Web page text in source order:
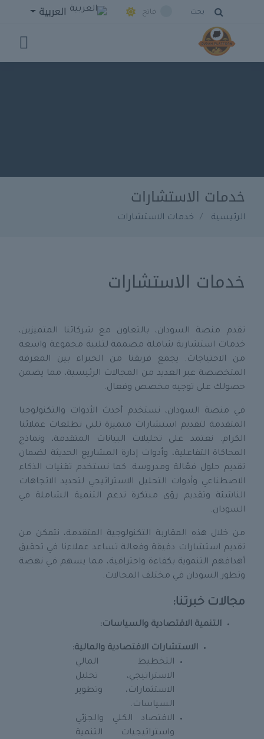
بحث فاتح
خدمات الاستشارات
الرئيسية خدمات الاستشارات
خدمات الاستشارات
تقدم منصة السودان، بالتعاون مع شركائنا المتميزين،
خدمات استشارية شاملة مصممة لتلبية مجموعة واسعة
من الاحتياجات. يجمع فريقنا من الخبراء بين المعرفة
المتخصصة عبر العديد من المجالات الرئيسية، مما يضمن
حصولك على توجيه مخصص وفعال.
في منصة السودان، نستخدم أحدث الأدوات والتكنولوجيا
المتقدمة لتقديم استشارات متميزة تلبي تطلعات عملائنا
الكرام. نعتمد على تحليلات البيانات المتقدمة، ونماذج
المحاكاة التفاعلية، وأدوات إدارة المشاريع الحديثة لضمان
تقديم حلول فعّالة ومدروسة. كما نستخدم تقنيات الذكاء
الاصطناعي وأدوات التحليل الاستراتيجي لتحديد الاتجاهات
الناشئة وتقديم رؤى مبتكرة تدعم التنمية الشاملة في
السودان.
من خلال هذه المقاربة التكنولوجية المتقدمة، نتمكن من
تقديم استشارات دقيقة وفعالة تساعد عملاءنا في تحقيق
أهدافهم التنموية بكفاءة واحترافية، مما يسهم في نهضة
وتطور السودان في مختلف المجالات.
مجالات خبرتنا:
التنمية الاقتصادية والسياسات:
الاستشارات الاقتصادية والمالية:
التخطيط المالي
الاستراتيجي، تحليل
الاستثمارات، وتطوير
السياسات.
الاقتصاد الكلي والجزئي
واستراتيجيات التنمية